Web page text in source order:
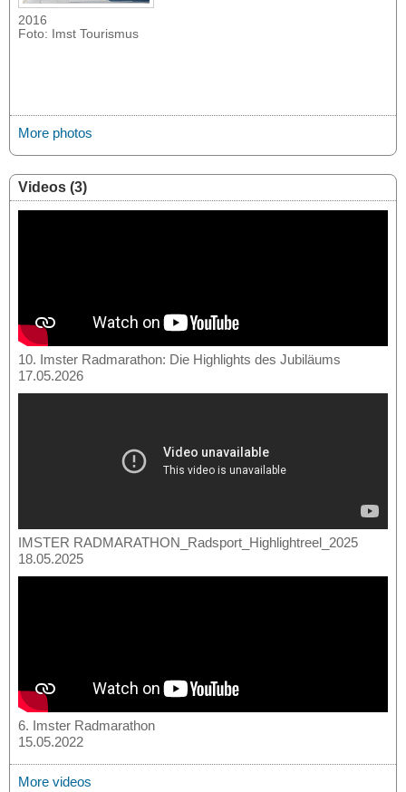
2016
Foto: Imst Tourismus
More photos
Videos (3)
10. Imster Radmarathon: Die Highlights des Jubiläums
17.05.2026
IMSTER RADMARATHON_Radsport_Highlightreel_2025
18.05.2025
6. Imster Radmarathon
15.05.2022
More videos